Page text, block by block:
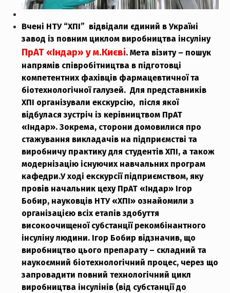
Вчені НТУ “ХПІ” відвідали єдиний в Україні
завод із повним циклом виробництва інсуліну
ПрАТ «Індар» у м.Києві. Мета візиту – пошук
напрямів співробітництва в підготовці
компетентних фахівців фармацевтичної та
біотехнологічної галузей. Для представників
ХПІ організували екскурсію, після якої
відбулася зустріч із керівництвом ПрАТ
«Індар». Зокрема, сторони домовилися про
стажування викладачів на підприємстві та
виробничу практику для студентів ХПІ, а також
модернізацію існуючих навчальних програм
кафедри.У ході екскурсії підприємством, яку
провів начальник цеху ПрАТ «Індар» Ігор
Бобир, науковців НТУ «ХПІ» ознайомили з
організацією всіх етапів здобуття
високоочищеної субстанції рекомбінантного
інсуліну людини. Ігор Бобир відзначив, що
виробництво цього препарату – складний та
наукоємний біотехнологічний процес, через що
запровадити повний технологічний цикл
виробництва інсулінів (від субстанції до